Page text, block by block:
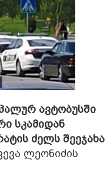
ავტობუსში
სკამიდან
ძელს შეეჯახა
ლეონიძის